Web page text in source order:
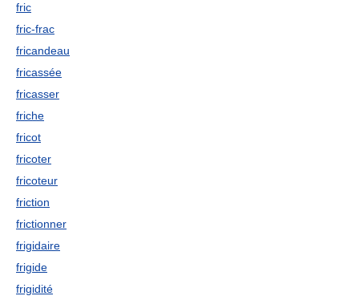
fric
fric-frac
fricandeau
fricassée
fricasser
friche
fricot
fricoter
fricoteur
friction
frictionner
frigidaire
frigide
frigidité